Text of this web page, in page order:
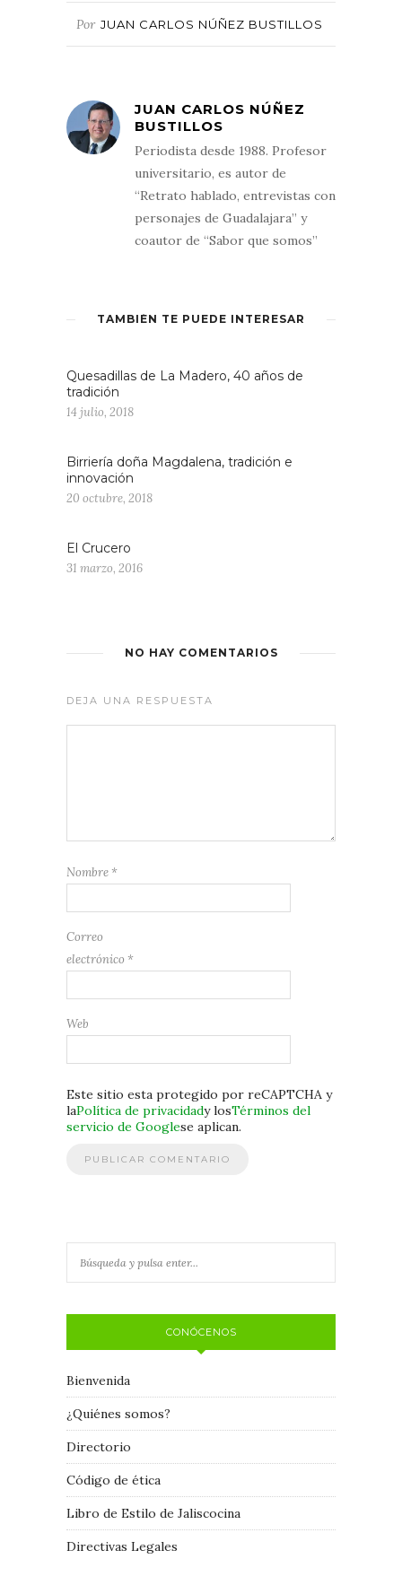
Por JUAN CARLOS NÚÑEZ BUSTILLOS
JUAN CARLOS NÚÑEZ
BUSTILLOS
Periodista desde 1988. Profesor
universitario, es autor de
“Retrato hablado, entrevistas con
personajes de Guadalajara” y
coautor de “Sabor que somos”
TAMBIÉN TE PUEDE INTERESAR
Quesadillas de La Madero, 40 años de
tradición
14 julio, 2018
Birriería doña Magdalena, tradición e
innovación
20 octubre, 2018
El Crucero
31 marzo, 2016
NO HAY COMENTARIOS
DEJA UNA RESPUESTA
Nombre *
Correo
electrónico *
Web
Este sitio esta protegido por reCAPTCHA y
laPolítica de privacidady losTérminos del
servicio de Googlese aplican.
CONÓCENOS
Bienvenida
¿Quiénes somos?
Directorio
Código de ética
Libro de Estilo de Jaliscocina
Directivas Legales